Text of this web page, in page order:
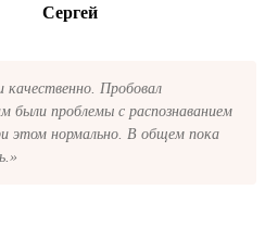
Сергей
качественно. Пробовал
проблемы с распознаванием
этом нормально. В общем пока